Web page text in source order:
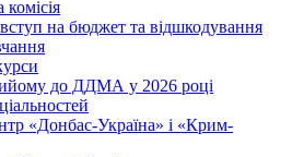
на бюджет та відшкодування
до ДДМА у 2026 році
«Донбас-Україна» і «Крим-